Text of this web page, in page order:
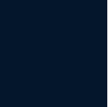
、规范与流程。
能对 OceanBase
持 OceanBase for
任务、结构设计
审核、规范与流程、
。